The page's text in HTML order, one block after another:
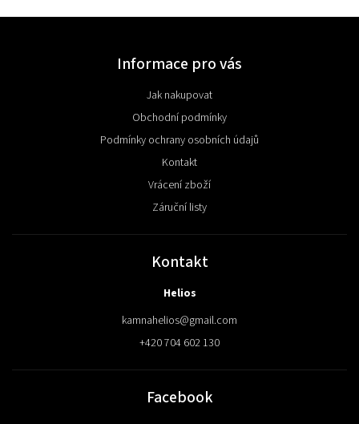
Informace pro vás
Jak nakupovat
Obchodní podmínky
Podmínky ochrany osobních údajů
Kontakt
Vrácení zboží
Záruční listy
Kontakt
Helios
kamnahelios@gmail.com
+420 704 602 130
Facebook